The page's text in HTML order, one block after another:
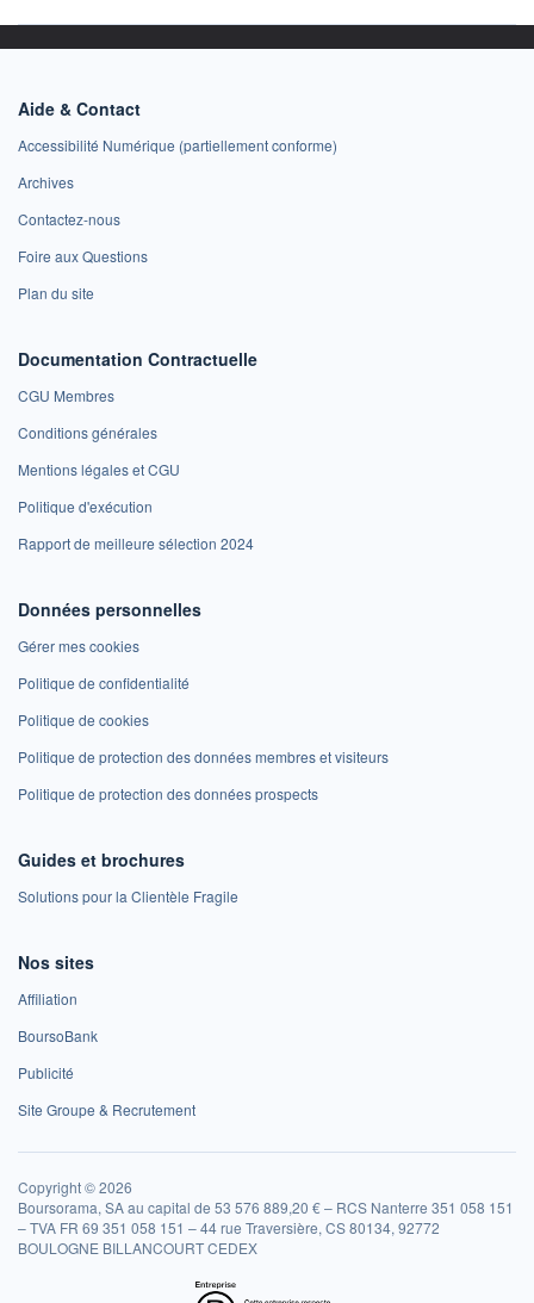
Aide & Contact
Accessibilité Numérique (partiellement conforme)
Archives
Contactez-nous
Foire aux Questions
Plan du site
Documentation Contractuelle
CGU Membres
Conditions générales
Mentions légales et CGU
Politique d'exécution
Rapport de meilleure sélection 2024
Données personnelles
Gérer mes cookies
Politique de confidentialité
Politique de cookies
Politique de protection des données membres et visiteurs
Politique de protection des données prospects
Guides et brochures
Solutions pour la Clientèle Fragile
Nos sites
Affiliation
BoursoBank
Publicité
Site Groupe & Recrutement
Copyright © 2026
Boursorama, SA au capital de 53 576 889,20 € – RCS Nanterre 351 058 151
– TVA FR 69 351 058 151 – 44 rue Traversière, CS 80134, 92772
BOULOGNE BILLANCOURT CEDEX